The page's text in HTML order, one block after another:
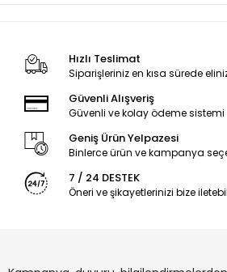
Hızlı Teslimat
Siparişleriniz en kısa sürede
Güvenli Alışveriş
Güvenli ve kolay ödeme sistemi
Geniş Ürün Yelpazesi
Binlerce ürün ve kampanya
7 / 24 DESTEK
Öneri ve şikayetlerinizi bize